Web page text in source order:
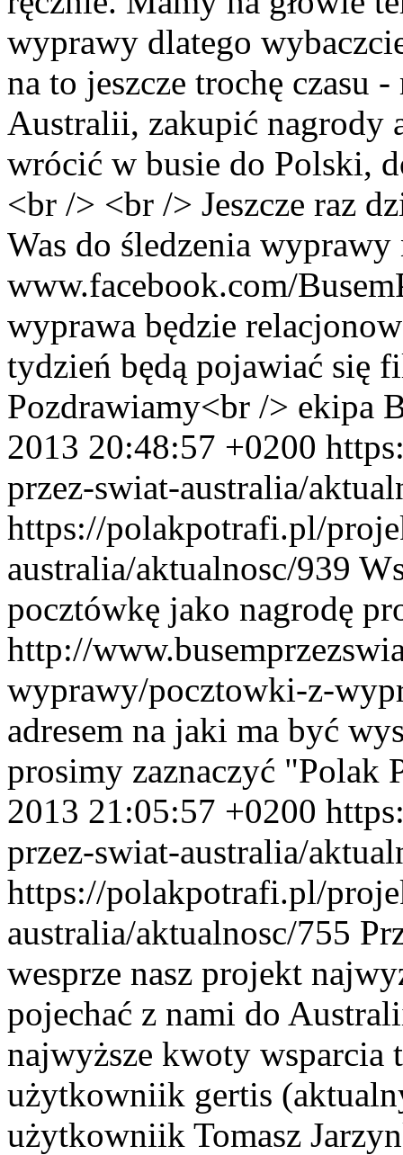
wyprawy dlatego
na to jeszcze trochę czasu
Australii, zakupić nagrody
wrócić w busie do Polski,
<br /> <br /> Jeszcze raz
Was do śledzenia
www.facebook.com/
wyprawa będzie
tydzień będą pojawiać się
Pozdrawiamy<br /> ekipa
2013 20:48:57 +0200
przez-swiat-australia/
https://polakpotrafi.pl/
australia/aktualnosc/939
pocztówkę jako nagrodę
http://
wyprawy/pocztowki-z-
adresem na jaki ma być
prosimy zaznaczyć
2013 21:05:57 +0200
przez-swiat-australia/
https://polakpotrafi.pl/
australia/aktualnosc/755
wesprze nasz projekt
pojechać z nami do
najwyższe kwoty wsparcia
użytkowniik gertis
użytkowniik Tomasz